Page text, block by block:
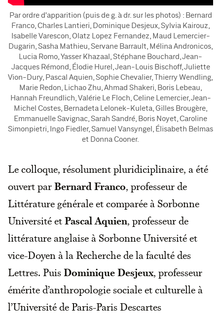
Par ordre d'apparition (puis de g. à dr. sur les photos) : Bernard
Franco, Charles Lantieri, Dominique Desjeux, Sylvia Kairouz,
Isabelle Varescon, Olatz Lopez Fernandez, Maud Lemercier-
Dugarin, Sasha Mathieu, Servane Barrault, Mélina Andronicos,
Lucia Romo, Yasser Khazaal, Stéphane Bouchard, Jean-
Jacques Rémond, Élodie Hurel, Jean-Louis Bischoff, Juliette
Vion-Dury, Pascal Aquien, Sophie Chevalier, Thierry Wendling,
Marie Redon, Lichao Zhu, Ahmad Shakeri, Boris Lebeau,
Hannah Freundlich, Valérie Le Floch, Celine Lemercier, Jean-
Michel Costes, Bernadeta Lelonek-Kuleta, Gilles Brougère,
Emmanuelle Savignac, Sarah Sandré, Boris Noyet, Caroline
Simonpietri, Ingo Fiedler, Samuel Vansyngel, Élisabeth Belmas
et Donna Cooner.
Le colloque, résolument pluridiciplinaire, a été
ouvert parBernard Franco, professeur de
Littérature générale et comparée à Sorbonne
Université etPascal Aquien, professeur de
littérature anglaise à Sorbonne Université et
vice-Doyen à la Recherche de la faculté des
Lettres. PuisDominique Desjeux, professeur
émérite d’anthropologie sociale et culturelle à
l’Université de Paris-Paris Descartes